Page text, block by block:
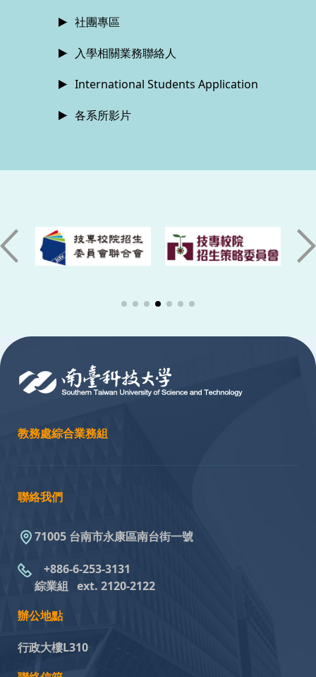
社團專區
入學相關業務聯絡人
International Students Application
各系所影片
教務處綜合業務組
聯絡我們
71005 台南市永康區南台街一號
+886-6-253-3131
綜業組 ext. 2120-2122
辦公地點
行政大樓L310